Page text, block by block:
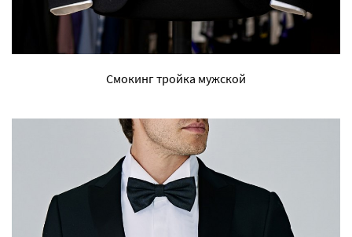
Смокинг тройка мужской